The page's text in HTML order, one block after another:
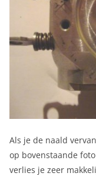
Als je de naald
op bovenstaande
verlies je zeer